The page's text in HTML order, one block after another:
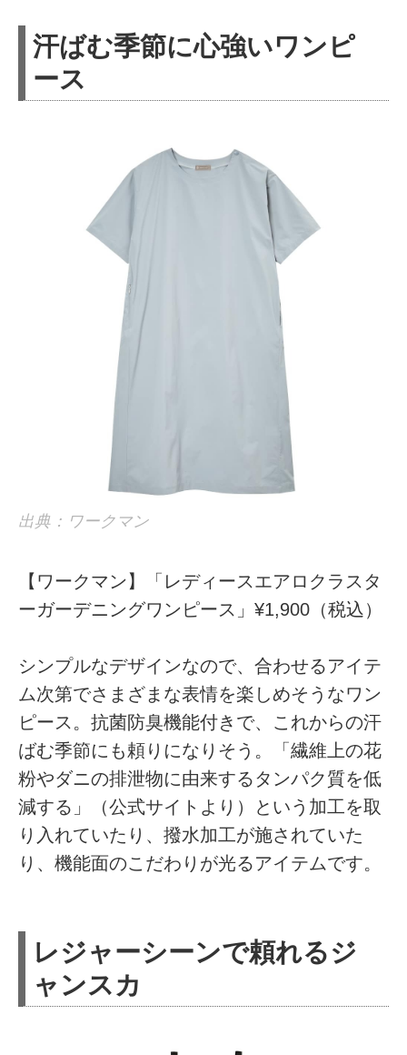
汗ばむ季節に心強いワンピ
ース
出典：ワークマン
【ワークマン】「レディースエアロクラスタ
ーガーデニングワンピース」¥1,900（税込）
シンプルなデザインなので、合わせるアイテ
ム次第でさまざまな表情を楽しめそうなワン
ピース。抗菌防臭機能付きで、これからの汗
ばむ季節にも頼りになりそう。「繊維上の花
粉やダニの排泄物に由来するタンパク質を低
減する」（公式サイトより）という加工を取
り入れていたり、撥水加工が施されていた
り、機能面のこだわりが光るアイテムです。
レジャーシーンで頼れるジ
ャンスカ